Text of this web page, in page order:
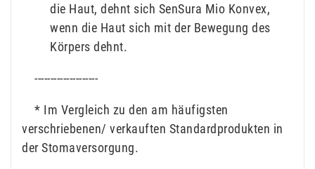
die Haut, dehnt sich SenSura Mio Konvex,
wenn die Haut sich mit der Bewegung des
Körpers dehnt.
--------------------
* Im Vergleich zu den am häufigsten
verschriebenen/ verkauften Standardprodukten in
der Stomaversorgung.